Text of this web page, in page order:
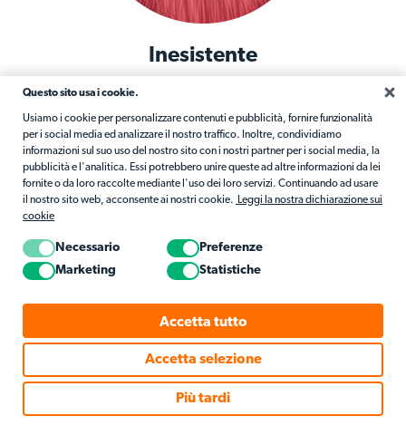
Questo sito usa i cookie.
Usiamo i cookie per personalizzare contenuti e pubblicità, fornire funzionalità
per i social media ed analizzare il nostro traffico. Inoltre, condividiamo
informazioni sul suo uso del nostro sito con i nostri partner per i social media, la
pubblicità e l'analitica. Essi potrebbero unire queste ad altre informazioni da lei
fornite o da loro raccolte mediante l'uso dei loro servizi. Continuando ad usare
il nostro sito web, acconsente ai nostri cookie. Leggi la nostra dichiarazione sui
cookie
Necessario
Preferenze
Marketing
Statistiche
Accetta tutto
Accetta selezione
Più tardi
Inesistente
La risorsa richiesta non è stata trovata su questo server.
Torna alla pagina principale